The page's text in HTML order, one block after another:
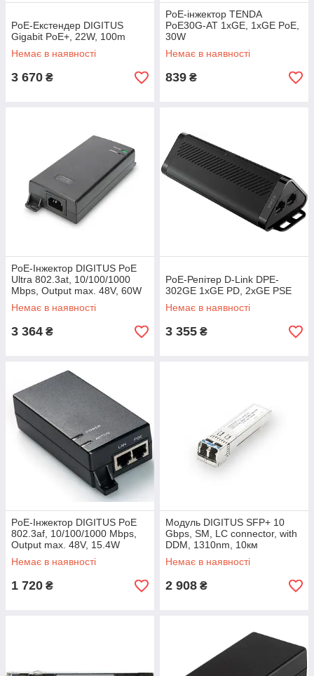
PoE-Екстендер DIGITUS
Gigabit PoE+, 22W, 100m
Немає в наявності
3 670 ₴
PoE-iнжектор TENDA
PoE30G-AT 1xGE, 1xGE PoE,
30W
Немає в наявності
839 ₴
PoE-Інжектор DIGITUS PoE
Ultra 802.3at, 10/100/1000
Mbps, Output max. 48V, 60W
Немає в наявності
3 364 ₴
PoE-Репiтер D-Link DPE-
302GE 1xGE PD, 2xGE PSE
Немає в наявності
3 355 ₴
PoE-Інжектор DIGITUS PoE
802.3af, 10/100/1000 Mbps,
Output max. 48V, 15.4W
Немає в наявності
1 720 ₴
Модуль DIGITUS SFP+ 10
Gbps, SM, LC connector, with
DDM, 1310nm, 10км
Немає в наявності
2 908 ₴